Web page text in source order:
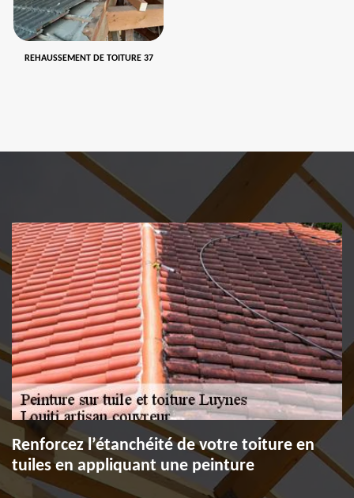
REHAUSSEMENT DE TOITURE 37
Renforcez l’étanchéité de votre toiture en
tuiles en appliquant une peinture